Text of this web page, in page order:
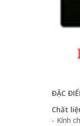
ĐẶC
Chất
- Kính